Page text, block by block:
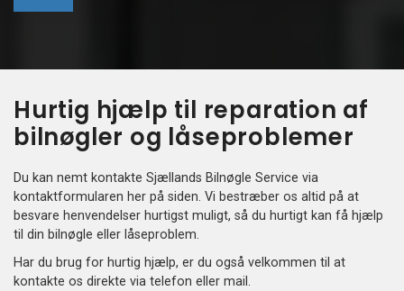
Hurtig hjælp til reparation af
bilnøgler og låseproblemer
Du kan nemt kontakte Sjællands Bilnøgle Service via
kontaktformularen her på siden. Vi bestræber os altid på at
besvare henvendelser hurtigst muligt, så du hurtigt kan få hjælp
til din bilnøgle eller låseproblem.
Har du brug for hurtig hjælp, er du også velkommen til at
kontakte os direkte via telefon eller mail.